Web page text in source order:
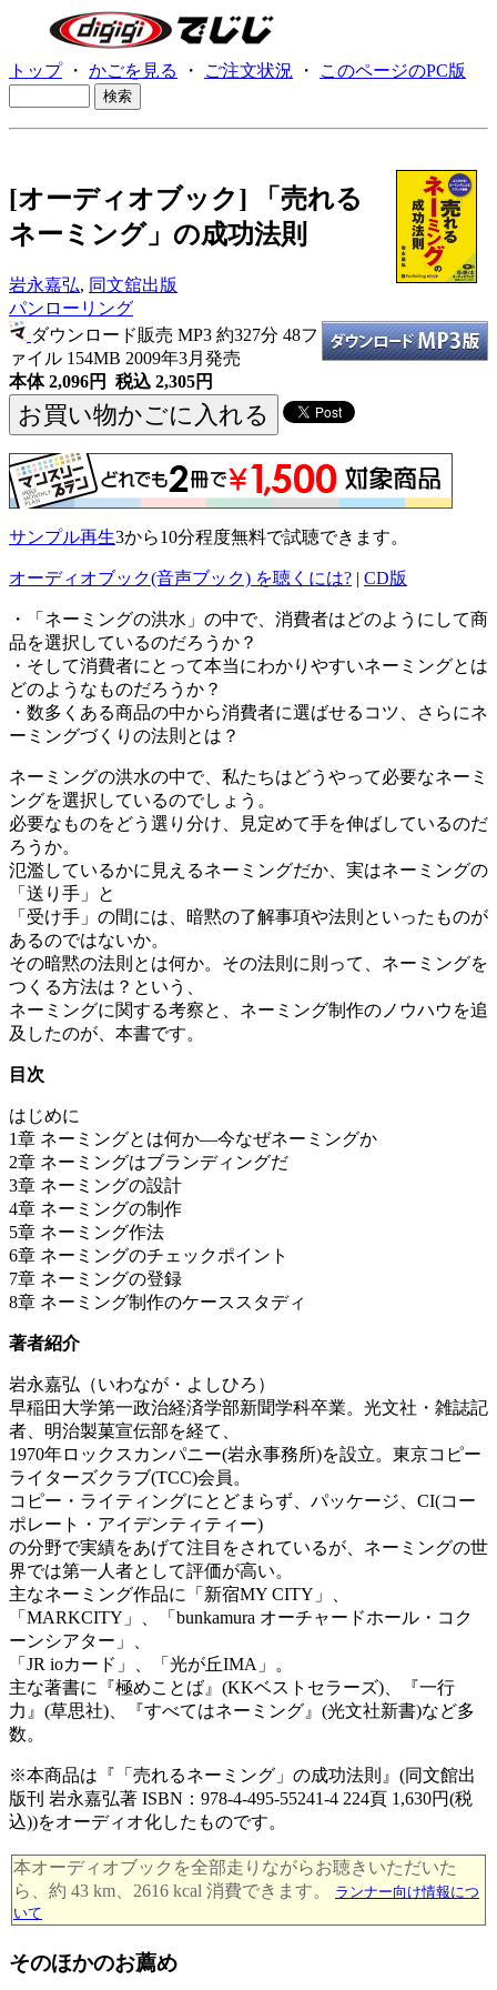
トップ・ かごを見る ・ ご注文状況 ・ このページのPC版
[オーディオブック] 「売れる
ネーミング」の成功法則
岩永嘉弘, 同文舘出版
パンローリング
ダウンロード販売 MP3 約327分 48フ
ァイル 154MB 2009年3月発売
本体 2,096円 税込 2,305円
サンプル再生3から10分程度無料で試聴できます。
オーディオブック(音声ブック) を聴くには? | CD版
・「ネーミングの洪水」の中で、消費者はどのようにして商
品を選択しているのだろうか？
・そして消費者にとって本当にわかりやすいネーミングとは
どのようなものだろうか？
・数多くある商品の中から消費者に選ばせるコツ、さらにネ
ーミングづくりの法則とは？
ネーミングの洪水の中で、私たちはどうやって必要なネーミ
ングを選択しているのでしょう。
必要なものをどう選り分け、見定めて手を伸ばしているのだ
ろうか。
氾濫しているかに見えるネーミングだか、実はネーミングの
「送り手」と
「受け手」の間には、暗黙の了解事項や法則といったものが
あるのではないか。
その暗黙の法則とは何か。その法則に則って、ネーミングを
つくる方法は？という、
ネーミングに関する考察と、ネーミング制作のノウハウを追
及したのが、本書です。
目次
はじめに
1章 ネーミングとは何か―今なぜネーミングか
2章 ネーミングはブランディングだ
3章 ネーミングの設計
4章 ネーミングの制作
5章 ネーミング作法
6章 ネーミングのチェックポイント
7章 ネーミングの登録
8章 ネーミング制作のケーススタディ
著者紹介
岩永嘉弘（いわなが・よしひろ）
早稲田大学第一政治経済学部新聞学科卒業。光文社・雑誌記
者、明治製菓宣伝部を経て、
1970年ロックスカンパニー(岩永事務所)を設立。東京コピー
ライターズクラブ(TCC)会員。
コピー・ライティングにとどまらず、パッケージ、CI(コー
ポレート・アイデンティティー)
の分野で実績をあげて注目をされているが、ネーミングの世
界では第一人者として評価が高い。
主なネーミング作品に「新宿MY CITY」、
「MARKCITY」、「bunkamura オーチャードホール・コク
ーンシアター」、
「JR ioカード」、「光が丘IMA」。
主な著書に『極めことば』(KKベストセラーズ)、『一行
力』(草思社)、『すべてはネーミング』(光文社新書)など多
数。
※本商品は『「売れるネーミング」の成功法則』(同文館出
版刊 岩永嘉弘著 ISBN：978-4-495-55241-4 224頁 1,630円(税
込))をオーディオ化したものです。
本オーディオブックを全部走りながらお聴きいただいた
ら、約 43 km、2616 kcal 消費できます。
ランナー向け情報につ
いて
そのほかのお薦め